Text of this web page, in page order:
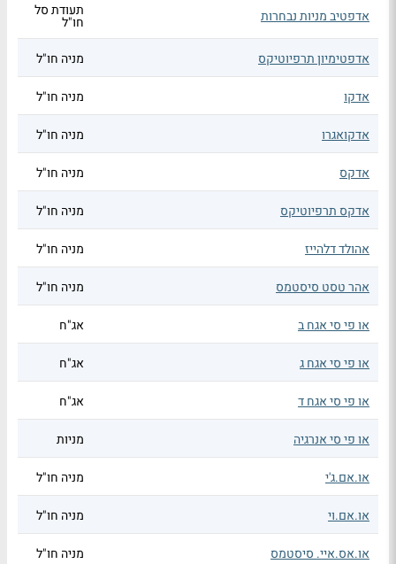
אדפטיב מניות נבחרות תעודת סל
חו"ל
אדפטימיון תרפיוטיקס
מניה חו"ל
אדקו מניה חו"ל
אדקואגרו מניה חו"ל
אדקס מניה חו"ל
אדקס תרפיוטיקס מניה חו"ל
אהולד דלהייז מניה חו"ל
אהר טסט סיסטמס מניה חו"ל
או פי סי אגח ב אג"ח
או פי סי אגח ג אג"ח
או פי סי אגח ד אג"ח
או פי סי אנרגיה מניות
או.אם.ג'י מניה חו"ל
או.אם.וי מניה חו"ל
או.אס.איי. סיסטמס מניה חו"ל